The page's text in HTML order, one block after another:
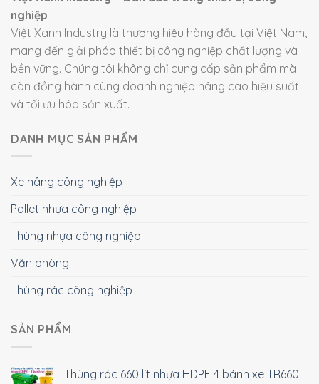
nghiệp
Việt Xanh Industry là thương hiệu hàng đầu tại Việt Nam,
mang đến giải pháp thiết bị công nghiệp chất lượng và
bền vững. Chúng tôi không chỉ cung cấp sản phẩm mà
còn đồng hành cùng doanh nghiệp nâng cao hiệu suất
và tối ưu hóa sản xuất.
DANH MỤC SẢN PHẨM
Xe nâng công nghiệp
Pallet nhựa công nghiệp
Thùng nhựa công nghiệp
Văn phòng
Thùng rác công nghiệp
SẢN PHẨM
Thùng rác 660 lít nhựa HDPE 4 bánh xe TR660